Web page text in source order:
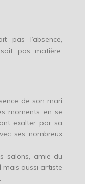
pas l’absence,
pas matière.
de son mari
moments en se
exalter par sa
ses nombreux
salons, amie du
mais aussi artiste